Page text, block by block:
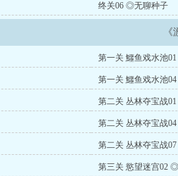
终关06 ◎无聊种子
第一关 鱷鱼戏水池
第一关 鱷鱼戏水池
第二关 丛林夺宝战
第二关 丛林夺宝战
第二关 丛林夺宝战
第三关 慾望迷宫02